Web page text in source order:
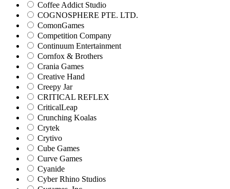
Coffee Addict Studio
COGNOSPHERE PTE. LTD.
ComonGames
Competition Company
Continuum Entertainment
Cornfox & Brothers
Crania Games
Creative Hand
Creepy Jar
CRITICAL REFLEX
CriticalLeap
Crunching Koalas
Crytek
Crytivo
Cube Games
Curve Games
Cyanide
Cyber Rhino Studios